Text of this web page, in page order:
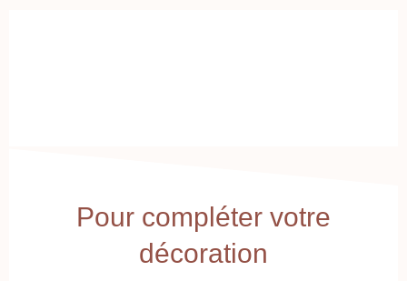
Pour compléter votre
décoration